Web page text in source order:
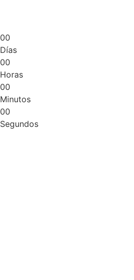
00
Días
00
Horas
00
Minutos
00
Segundos